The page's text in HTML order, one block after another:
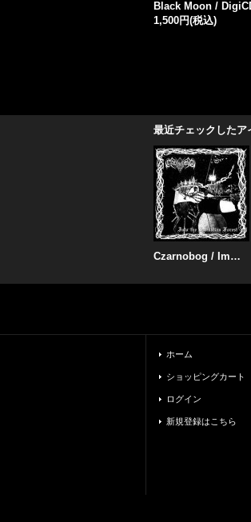
n of Spectral
n / CD
最近チェックしたア
Czarnobog / Immortal Forest - Into the Sarmatian Forest / The Marching of Treemen / CD
ホーム
ショッピングカート
ログイン
新規登録はこちら